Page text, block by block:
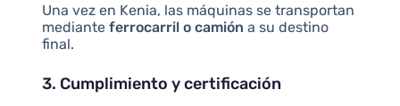
Una vez en Kenia, las máquinas se transportan
mediante ferrocarril o camión a su destino
final.
3. Cumplimiento y certificación